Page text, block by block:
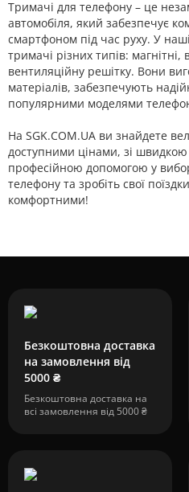
Тримачі для телефону – це
автомобіля, який забезпечує
смартфоном під час руху. У
тримачі різних типів:
вентиляційну решітку. Вони
матеріалів, забезпечують
популярними моделями
На SGK.COM.UA ви знайдете
доступними цінами, зі швидкою
професійною допомогою у
телефону та зробіть свої
комфортними!
Безкоштовна доставка
на замовлення від
5000 ₴
Безкоштовна доставка на
всі замовлення від 5000 ₴